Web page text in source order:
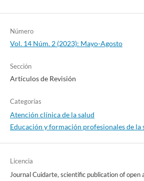
Número
Vol. 14 Núm. 2 (2023): Mayo-Agosto
Sección
Artículos de Revisión
Categorías
Atención clínica de la salud
Educación y formación profesionales de la
Licencia
Journal Cuidarte, scientific publication of open